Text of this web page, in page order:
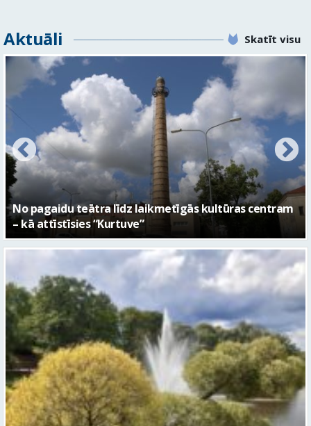
Aktuāli Skatīt visu
FOTO: Ar daudzveidīgiem notikumiem aizvadīta
Valmieras 743. dzimšanas diena